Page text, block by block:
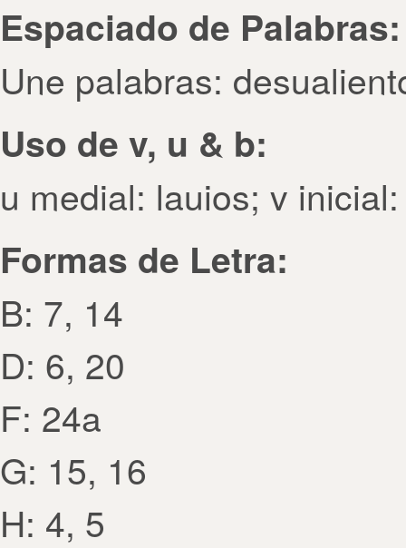
Espaciado de Palabras:
Une palabras:
Uso de v, u & b:
u medial: lauios; v
Formas de Letra:
B: 7, 14
D: 6, 20
F: 24a
G: 15, 16
H: 4, 5